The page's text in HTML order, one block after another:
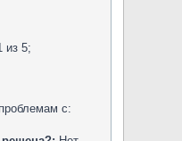
из 5;
с: